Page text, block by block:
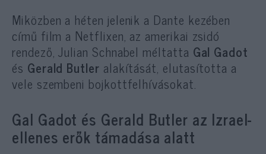
Miközben a héten jelenik a Dante kezében
című film a Netflixen, az amerikai zsidó
rendező, Julian Schnabel méltatta Gal Gadot
és Gerald Butler alakítását, elutasította a
vele szembeni bojkottfelhívásokat.
Gal Gadot és Gerald Butler az Izrael-
ellenes erők támadása alatt